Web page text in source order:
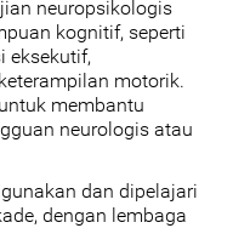
neuropsikologis
kognitif, seperti
eksekutif,
motorik.
membantu
neurologis atau
dan dipelajari
dengan lembaga